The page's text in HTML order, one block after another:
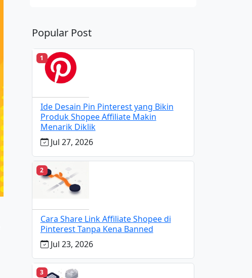
Popular Post
1
Ide Desain Pin Pinterest yang Bikin
Produk Shopee Affiliate Makin
Menarik Diklik
Jul 27, 2026
2
Cara Share Link Affiliate Shopee di
Pinterest Tanpa Kena Banned
Jul 23, 2026
3